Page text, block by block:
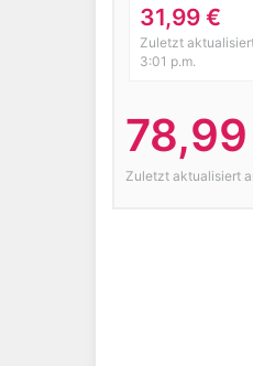
31,99 €
Zuletzt
3:01 p.m.
Zuletzt aktualisiert